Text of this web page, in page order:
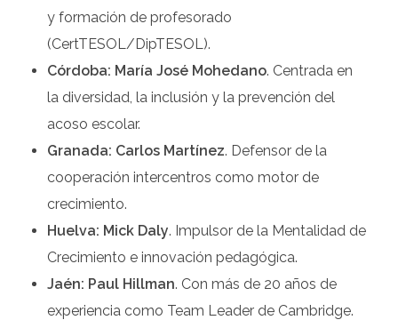
y formación de profesorado
(CertTESOL/DipTESOL).
Córdoba: María José Mohedano. Centrada en
la diversidad, la inclusión y la prevención del
acoso escolar.
Granada: Carlos Martínez. Defensor de la
cooperación intercentros como motor de
crecimiento.
Huelva: Mick Daly. Impulsor de la Mentalidad de
Crecimiento e innovación pedagógica.
Jaén: Paul Hillman. Con más de 20 años de
experiencia como Team Leader de Cambridge.